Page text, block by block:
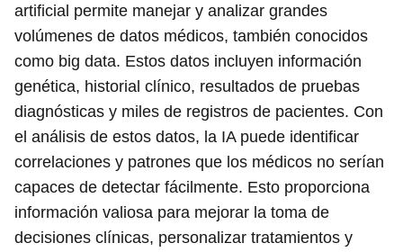
artificial permite manejar y analizar grandes
volúmenes de datos médicos, también conocidos
como big data. Estos datos incluyen información
genética, historial clínico, resultados de pruebas
diagnósticas y miles de registros de pacientes. Con
el análisis de estos datos, la IA puede identificar
correlaciones y patrones que los médicos no serían
capaces de detectar fácilmente. Esto proporciona
información valiosa para mejorar la toma de
decisiones clínicas, personalizar tratamientos y